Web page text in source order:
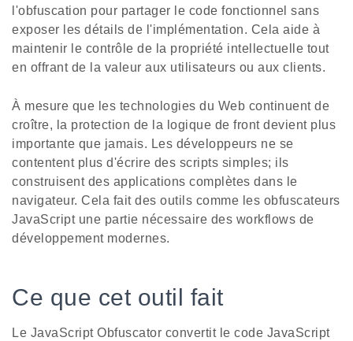
l'obfuscation pour partager le code fonctionnel sans
exposer les détails de l'implémentation. Cela aide à
maintenir le contrôle de la propriété intellectuelle tout
en offrant de la valeur aux utilisateurs ou aux clients.
À mesure que les technologies du Web continuent de
croître, la protection de la logique de front devient plus
importante que jamais. Les développeurs ne se
contentent plus d'écrire des scripts simples; ils
construisent des applications complètes dans le
navigateur. Cela fait des outils comme les obfuscateurs
JavaScript une partie nécessaire des workflows de
développement modernes.
Ce que cet outil fait
Le JavaScript Obfuscator convertit le code JavaScript